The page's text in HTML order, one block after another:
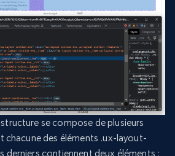
se compose de plusieurs
chacune des éléments .ux-layout-
derniers contiennent deux éléments :